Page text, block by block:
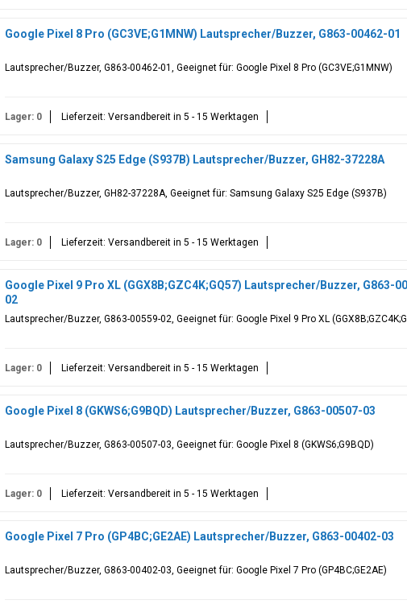
Google Pixel 8 Pro (GC3VE;G1MNW) Lautsprecher/Buzzer, G863-00462-01
Lautsprecher/Buzzer, G863-00462-01, Geeignet für: Google Pixel 8 Pro (GC3VE;G1MNW)
Lager: 0 Lieferzeit: Versandbereit in 5 - 15 Werktagen
Samsung Galaxy S25 Edge (S937B) Lautsprecher/Buzzer, GH82-37228A
Lautsprecher/Buzzer, GH82-37228A, Geeignet für: Samsung Galaxy S25 Edge (S937B)
Lager: 0 Lieferzeit: Versandbereit in 5 - 15 Werktagen
Google Pixel 9 Pro XL (GGX8B;GZC4K;GQ57) Lautsprecher/Buzzer, G863-
02
Lautsprecher/Buzzer, G863-00559-02, Geeignet für: Google Pixel 9 Pro XL
Lager: 0 Lieferzeit: Versandbereit in 5 - 15 Werktagen
Google Pixel 8 (GKWS6;G9BQD) Lautsprecher/Buzzer, G863-00507-03
Lautsprecher/Buzzer, G863-00507-03, Geeignet für: Google Pixel 8 (GKWS6;G9BQD)
Lager: 0 Lieferzeit: Versandbereit in 5 - 15 Werktagen
Google Pixel 7 Pro (GP4BC;GE2AE) Lautsprecher/Buzzer, G863-00402-03
Lautsprecher/Buzzer, G863-00402-03, Geeignet für: Google Pixel 7 Pro (GP4BC;GE2AE)